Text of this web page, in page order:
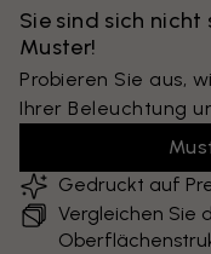
Sie sind sich nicht
Muster!
Probieren Sie aus,
Ihrer Beleuchtung
Gedruckt auf
Vergleichen Sie